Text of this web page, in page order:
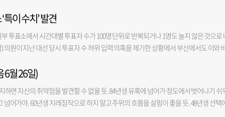
, 관련 기관들과의 연계·집적 효과를 극대화할 수 있기 때문이다. 해수부는 복합항만
고 설명했다. 앞서 4월 말 국내 최대 국적선사인 HMM 역시 부산 이전을 확정하면서 북
표한 바 있어 시너지 효과는 더욱 커진다. 우수한 교통 인프라도 한몫했다. KTX 철도
도 1호선은 물론 북항을 가로지르는 트램 ‘부산항선’, 가덕신공항을 잇는 차세대 부산
로 정주하기 좋은 위치”라고 종합적으로 설명했다. 부지 선정을 마무리한 해수부는 올
목표로 본격적인 건립 절차에 착수한다. 황종우 해수부 장관은 “신청사 부지 선정 과
에 감사드린다”며 “북극항로 시대를 선도할 남부 해양 수도권의 핵심 거점이 결정된
시판에서 한 직원은 “해당 영상이 무분별하게 확대 재생산되며 당사자가 극심한 스트레
기장군지부 류광은 사무국장은 “얼굴 노출 부담이 커 다른 채널에 게시 중단을 요청한
시 부산시장 선거에서 공동 명예선대위원장을 맡아 박 전 시장 지원 유세에 나선 바 있
다”고 적었다. 안 의원은 “앞으로도 부산의 발전을 위해 함께 힘을 보태기로 했다”며 “
제 찾아도 마음이 편안해지는 곳”이라고 밝혔다. 그러면서 “오늘은 시장님이 서울로
되는 안 의원의 당내 인사 접촉 행보의 연장선으로 풀이된다. 안 의원은 앞서 오세훈 서
정복 전 인천시장과 만났다. 이 밖에도 김진태 전 강원지사를 포함한 보수 진영 지자체
방선거에서 유세 현장을 함께 누볐던 인물들을 찾아 만나는 성격이지만, 정치권에서
이 수치’ 발견
투표소에서 시간대별 투표자 수가 100명 단위로 반복되거나 1명도 늘지 않은 것으로
원이 지난 대선 당시 투표자 수 허위 입력 의혹을 제기한 상황에서 부산에서도 이와
증가분이 100명이나 200명으로 두 차례 이상 반복된 곳은 8곳이었다. 100명 단위 투표자
오전 7시와 오후 1시, 수영구 망미1동 제5투표소는 오전 10시와 낮 12시에 100명씩 늘었
. 한 시간 이상 투표자 수가 한 명도 늘지 않은 것으로 기록된 투표소도 11곳이었다. 해
6월 26일)
자신의 취약점을 발견할 수 없을 듯. 84년생 유혹에 넘어가 정도에서 벗어나기 쉬
넘어가야. 60년생 지레짐작으로 하지 말고 주위의 흐름을 살핌이 좋을 듯. 48년생 선택